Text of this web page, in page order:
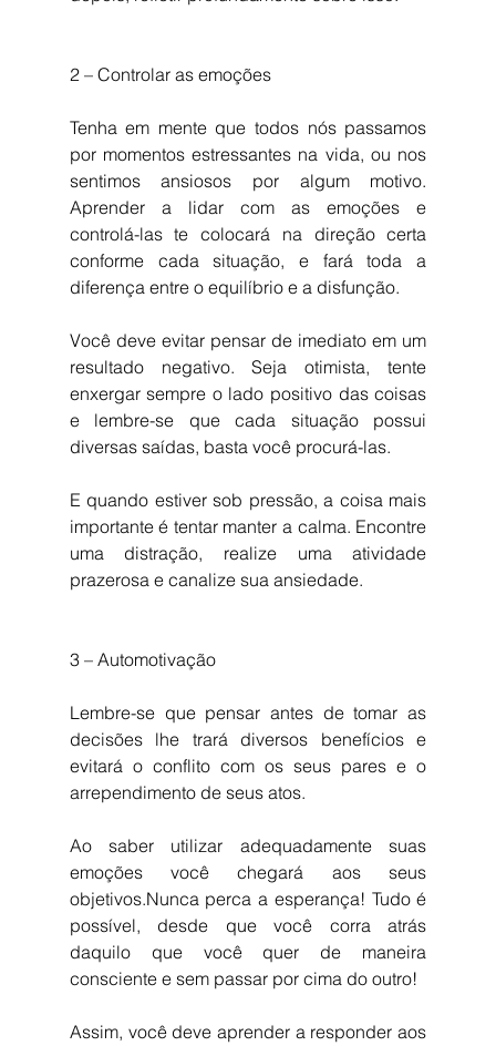
2 – Controlar as emoções
Tenha em mente que todos nós passamos
por momentos estressantes na vida, ou nos
sentimos ansiosos por algum motivo.
Aprender a lidar com as emoções e
controlá-las te colocará na direção certa
conforme cada situação, e fará toda a
diferença entre o equilíbrio e a disfunção.
Você deve evitar pensar de imediato em um
resultado negativo. Seja otimista, tente
enxergar sempre o lado positivo das coisas
e lembre-se que cada situação possui
diversas saídas, basta você procurá-las.
E quando estiver sob pressão, a coisa mais
importante é tentar manter a calma. Encontre
uma distração, realize uma atividade
prazerosa e canalize sua ansiedade.
3 – Automotivação
Lembre-se que pensar antes de tomar as
decisões lhe trará diversos benefícios e
evitará o conflito com os seus pares e o
arrependimento de seus atos.
Ao saber utilizar adequadamente suas
emoções você chegará aos seus
objetivos.Nunca perca a esperança! Tudo é
possível, desde que você corra atrás
daquilo que você quer de maneira
consciente e sem passar por cima do outro!
Assim, você deve aprender a responder aos